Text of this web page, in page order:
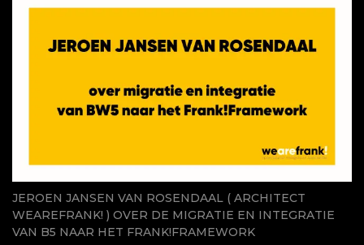
JEROEN JANSEN VAN ROSENDAAL ( ARCHITECT
WEAREFRANK! ) OVER DE MIGRATIE EN INTEGRATIE
VAN B5 NAAR HET FRANK!FRAMEWORK